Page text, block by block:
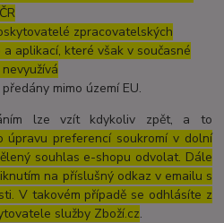
zpracovatelských
aplikací, které však v současné
předány mimo území EU.
lze vzít kdykoliv zpět, a to
úpravu preferencí soukromí v dolní
souhlas e-shopu odvolat. Dále
na příslušný odkaz v emailu s
V takovém případě se odhlásíte z
služby Zboží.cz.